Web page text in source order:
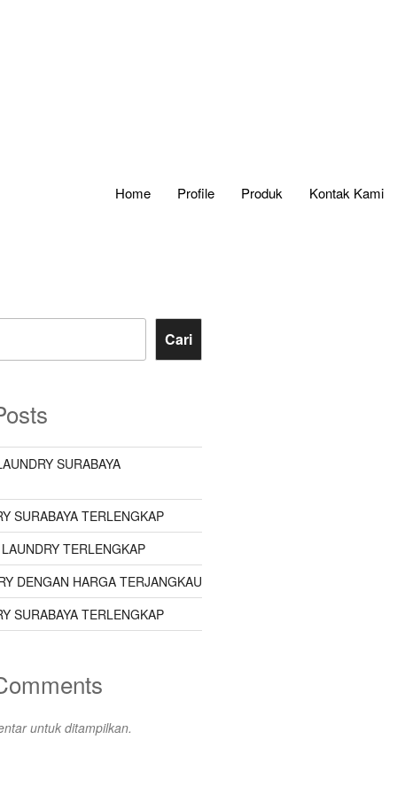
Home Profile Produk Kontak Kami
Cari
SURABAYA
SURABAYA TERLENGKAP
TERLENGKAP
DENGAN HARGA TERJANGKAU
SURABAYA TERLENGKAP
untuk ditampilkan.